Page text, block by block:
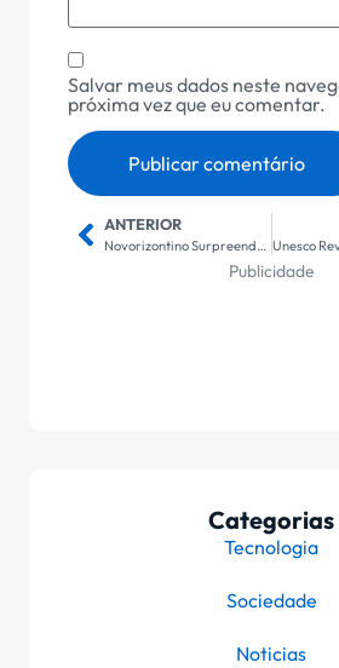
Salvar meus dados neste
próxima vez que eu comentar.
ANTERIOR
Novorizontino Surpreende Santos com Vitória de 2 a 1; Igor Vinicius Reconhece Desempenho Abaixo do Esperado
Publicidade
Categorias
Tecnologia
Sociedade
Noticias